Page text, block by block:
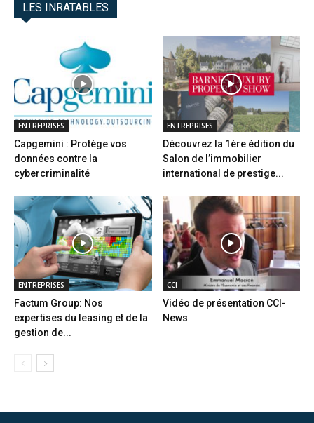
LES INRATABLES
ENTREPRISES
Capgemini : Protège vos
données contre la
cybercriminalité
ENTREPRISES
Découvrez la 1ère édition du
Salon de l’immobilier
international de prestige...
ENTREPRISES
Factum Group: Nos
expertises du leasing et de la
gestion de...
CCI
Vidéo de présentation CCI-
News